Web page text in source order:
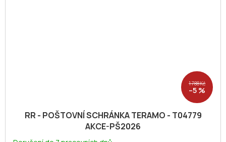
1 788 Kč
–5 %
RR - POŠTOVNÍ SCHRÁNKA TERAMO - T04779
AKCE-PŠ2026